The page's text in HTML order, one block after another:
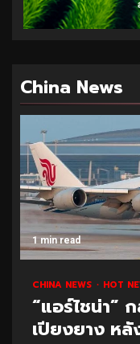
China News
1 min read
CHINA NEWS HOT
“แอร์ไชน่า”
เปียงยาง ห